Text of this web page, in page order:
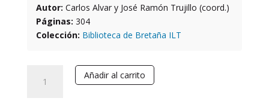
Autor: Carlos Alvar y José Ramón Trujillo (coord.)
Páginas: 304
Colección: Biblioteca de Bretaña ILT
artúricas
Añadir al carrito